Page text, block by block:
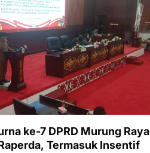
ke-7 DPRD Murung Raya
Termasuk Insentif